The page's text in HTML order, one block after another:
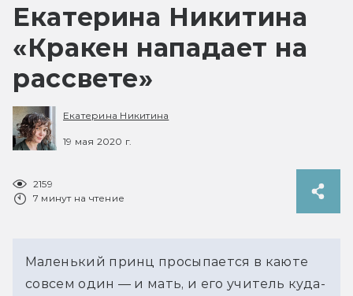
Екатерина Никитина
«Кракен нападает на
рассвете»
Екатерина Никитина
19 мая 2020 г.
2159
7 минут на чтение
Маленький принц просыпается в каюте
совсем один — и мать, и его учитель куда-